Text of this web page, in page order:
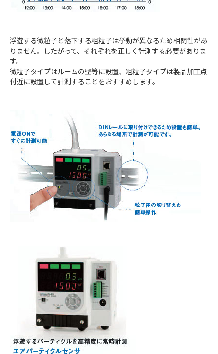
浮遊する微粒子と落下する粗粒子は挙動が異なるため相関性があ
りません。したがって、それぞれを正しく計測する必要がありま
す。
微粒子タイプはルームの壁等に設置、粗粒子タイプは製品加工点
付近に設置して計測することをおすすめします。